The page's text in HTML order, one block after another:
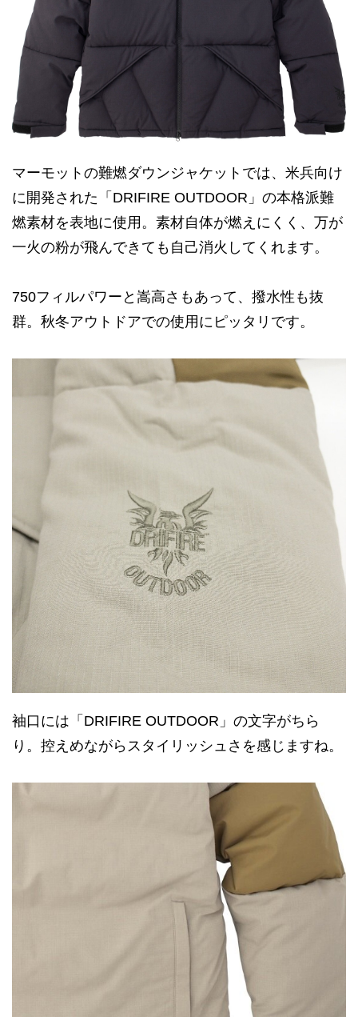
マーモットの難燃ダウンジャケットでは、米兵向け
に開発された「DRIFIRE OUTDOOR」の本格派難
燃素材を表地に使用。素材自体が燃えにくく、万が
一火の粉が飛んできても自己消火してくれます。
750フィルパワーと嵩高さもあって、撥水性も抜
群。秋冬アウトドアでの使用にピッタリです。
袖口には「DRIFIRE OUTDOOR」の文字がちら
り。控えめながらスタイリッシュさを感じますね。